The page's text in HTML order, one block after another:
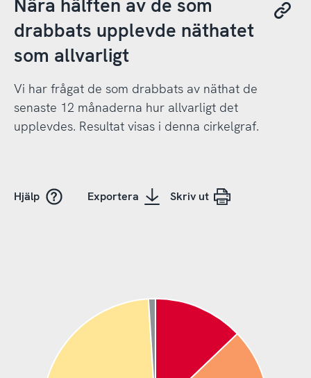
Nära hälften av de som
drabbats upplevde näthatet
som allvarligt
Vi har frågat de som drabbats av näthat de
senaste 12 månaderna hur allvarligt det
upplevdes. Resultat visas i denna cirkelgraf.
Hjälp Exportera Skriv ut